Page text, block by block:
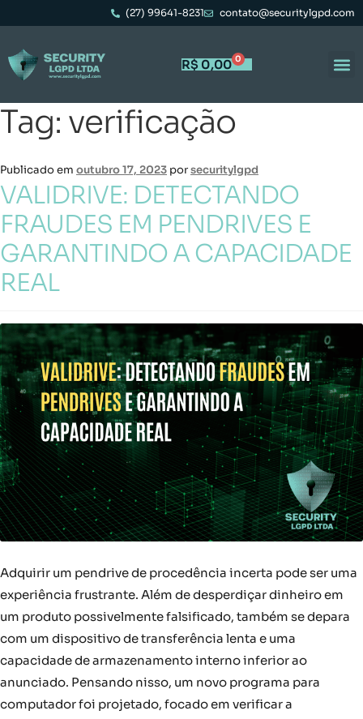
(27) 99641-8231 contato@securitylgpd.com
R$ 0,00 0
Tag: verificação
Publicado em outubro 17, 2023 porsecuritylgpd
VALIDRIVE: DETECTANDO
FRAUDES EM PENDRIVES E
GARANTINDO A CAPACIDADE
REAL
Adquirir um pendrive de procedência incerta pode ser uma
experiência frustrante. Além de desperdiçar dinheiro em
um produto possivelmente falsificado, também se depara
com um dispositivo de transferência lenta e uma
capacidade de armazenamento interno inferior ao
anunciado. Pensando nisso, um novo programa para
computador foi projetado, focado em verificar a